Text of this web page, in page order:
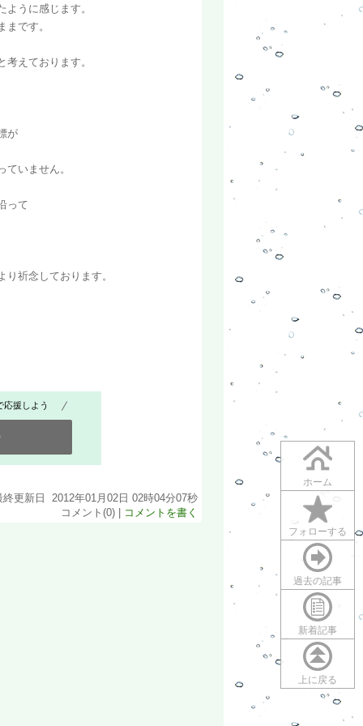
うに感じます。
です。
えております。
が
いません。
って
祈念しております。
応援しよう
終更新日 2012年01月02日 02時04分07秒
コメント(0) |
コメントを書く
ホーム
フォローする
過去の記事
新着記事
上に戻る